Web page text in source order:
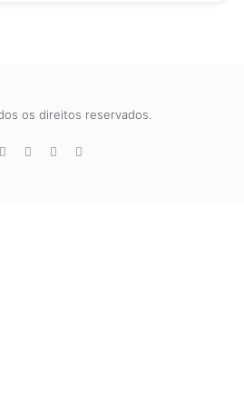
os direitos reservados.